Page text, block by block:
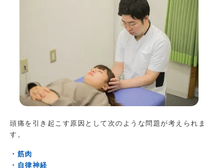
頭痛を引き起こす原因として次のような問題が考えられま
す。
・筋肉
・自律神経